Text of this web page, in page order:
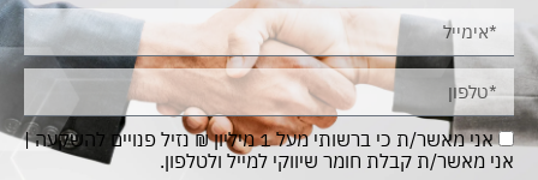
אני מאשר/ת כי ברשותי מעל 1 מיליון ₪ נזיל פנויים להשקעה |
אני מאשר/ת קבלת חומר שיווקי למייל ולטלפון.